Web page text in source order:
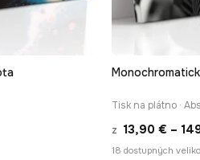
Tisk na plátno ·
z 13,90 € –
18 dostupných